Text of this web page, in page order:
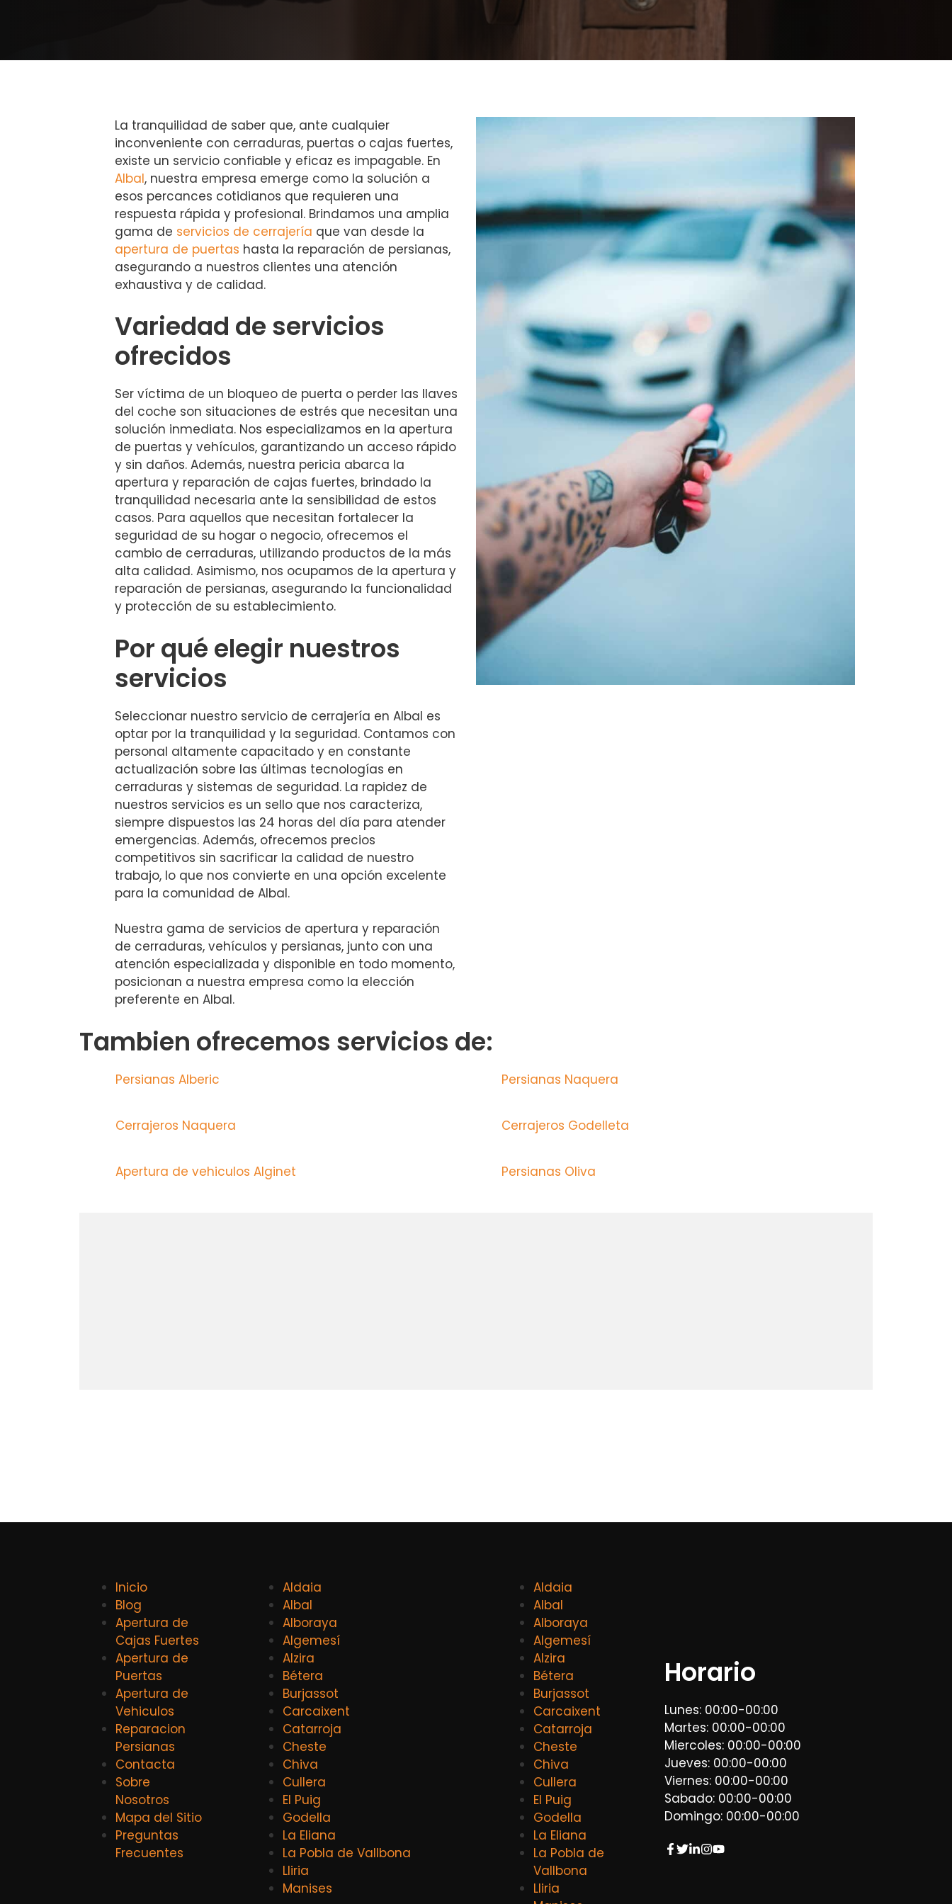
La tranquilidad de saber que, ante cualquier
inconveniente con cerraduras, puertas o cajas fuertes,
existe un servicio confiable y eficaz es impagable. En
Albal, nuestra empresa emerge como la solución a
esos percances cotidianos que requieren una
respuesta rápida y profesional. Brindamos una amplia
gama de servicios de cerrajería que van desde la
apertura de puertas hasta la reparación de persianas,
asegurando a nuestros clientes una atención
exhaustiva y de calidad.
Variedad de servicios
ofrecidos
Ser víctima de un bloqueo de puerta o perder las llaves
del coche son situaciones de estrés que necesitan una
solución inmediata. Nos especializamos en la apertura
de puertas y vehículos, garantizando un acceso rápido
y sin daños. Además, nuestra pericia abarca la
apertura y reparación de cajas fuertes, brindado la
tranquilidad necesaria ante la sensibilidad de estos
casos. Para aquellos que necesitan fortalecer la
seguridad de su hogar o negocio, ofrecemos el
cambio de cerraduras, utilizando productos de la más
alta calidad. Asimismo, nos ocupamos de la apertura y
reparación de persianas, asegurando la funcionalidad
y protección de su establecimiento.
Por qué elegir nuestros
servicios
Seleccionar nuestro servicio de cerrajería en Albal es
optar por la tranquilidad y la seguridad. Contamos con
personal altamente capacitado y en constante
actualización sobre las últimas tecnologías en
cerraduras y sistemas de seguridad. La rapidez de
nuestros servicios es un sello que nos caracteriza,
siempre dispuestos las 24 horas del día para atender
emergencias. Además, ofrecemos precios
competitivos sin sacrificar la calidad de nuestro
trabajo, lo que nos convierte en una opción excelente
para la comunidad de Albal.
Nuestra gama de servicios de apertura y reparación
de cerraduras, vehículos y persianas, junto con una
atención especializada y disponible en todo momento,
posicionan a nuestra empresa como la elección
preferente en Albal.
Tambien ofrecemos servicios de:
Persianas Alberic Persianas Naquera
Cerrajeros Naquera Cerrajeros Godelleta
Apertura de vehiculos Alginet Persianas Oliva
Inicio
Blog
Apertura de
Cajas Fuertes
Apertura de
Puertas
Apertura de
Vehiculos
Reparacion
Persianas
Contacta
Sobre
Nosotros
Mapa del Sitio
Preguntas
Frecuentes
Aldaia
Albal
Alboraya
Algemesí
Alzira
Bétera
Burjassot
Carcaixent
Catarroja
Cheste
Chiva
Cullera
El Puig
Godella
La Eliana
La Pobla de Vallbona
Lliria
Manises
Aldaia
Albal
Alboraya
Algemesí
Alzira
Bétera
Burjassot
Carcaixent
Catarroja
Cheste
Chiva
Cullera
El Puig
Godella
La Eliana
La Pobla de
Vallbona
Lliria
Horario
Lunes: 00:00-00:00
Martes: 00:00-00:00
Miercoles: 00:00-00:00
Jueves: 00:00-00:00
Viernes: 00:00-00:00
Sabado: 00:00-00:00
Domingo: 00:00-00:00